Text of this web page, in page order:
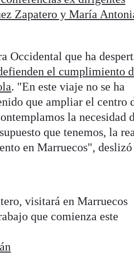
Zapatero y María
Occidental que ha
el cumplimiento
. "En este viaje no se ha
que ampliar el centro
la necesidad
que tenemos, la
en Marruecos", deslizó
visitará en Marruecos
que comienza este